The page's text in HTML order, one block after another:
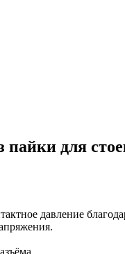
для
давление